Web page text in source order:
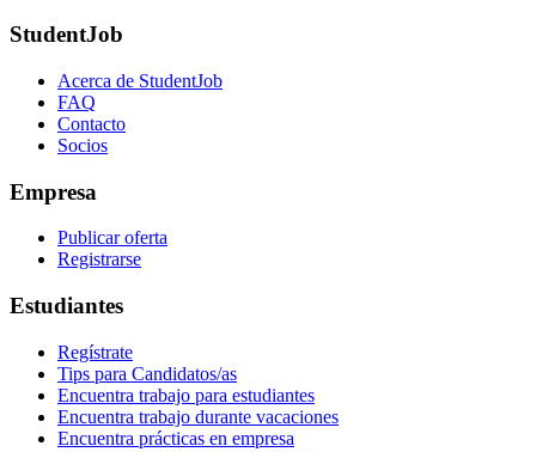
StudentJob
Acerca de StudentJob
FAQ
Contacto
Socios
Empresa
Publicar oferta
Registrarse
Estudiantes
Regístrate
Tips para Candidatos/as
Encuentra trabajo para estudiantes
Encuentra trabajo durante vacaciones
Encuentra prácticas en empresa